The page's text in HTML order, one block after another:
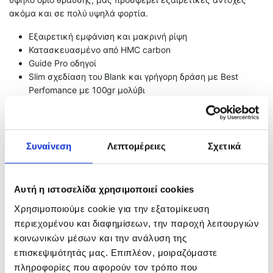
Συναίνεση Λεπτομέρειες Σχετικά
Αυτή η ιστοσελίδα χρησιμοποιεί cookies
Χρησιμοποιούμε cookie για την εξατομίκευση
περιεχομένου και διαφημίσεων, την παροχή λειτουργιών
κοινωνικών μέσων και την ανάλυση της
επισκεψιμότητάς μας. Επιπλέον, μοιραζόμαστε
πληροφορίες που αφορούν τον τρόπο που
ακόμα και σε πολύ υψηλά φορτία.
Εξαιρετική εμφάνιση και μακρινή ρίψη
Κατασκευασμένο από HMC carbon
Guide Pro οδηγοί
Slim σχεδίαση του Blank και γρήγορη δράση με Best
Perfomance με 100gr μολύβι